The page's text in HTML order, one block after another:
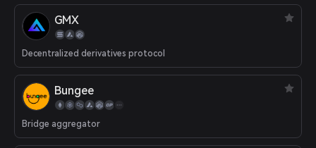
GMX
Decentralized derivatives protocol
Bungee
Bridge aggregator